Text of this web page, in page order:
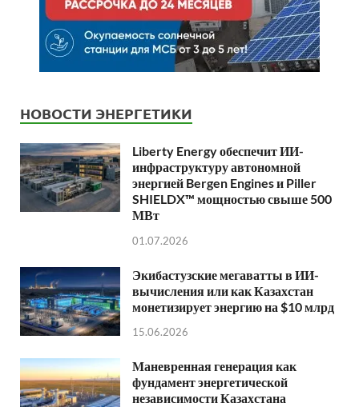
НОВОСТИ ЭНЕРГЕТИКИ
Liberty Energy обеспечит ИИ-
инфраструктуру автономной
энергией Bergen Engines и Piller
SHIELDX™ мощностью свыше 500
МВт
01.07.2026
Экибастузские мегаватты в ИИ-
вычисления или как Казахстан
монетизирует энергию на $10 млрд
15.06.2026
Маневренная генерация как
фундамент энергетической
независимости Казахстана